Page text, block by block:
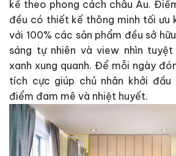
kế theo phong cách châu Âu.
đều có thiết kế thông minh tối ưu
với 100% các sản phẩm đều sở
sáng tự nhiên và view nhìn
xanh xung quanh. Để mỗi ngày
tích cực giúp chủ nhân khởi đầu
điểm đam mê và nhiệt huyết.